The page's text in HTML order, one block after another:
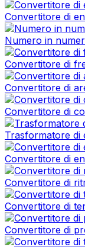
Convertitore di
Numero in
Convertitore di
Convertitore di
Convertitore di
Trasformatore di
Convertitore di
Convertitore di
Convertitore di
Convertitore di